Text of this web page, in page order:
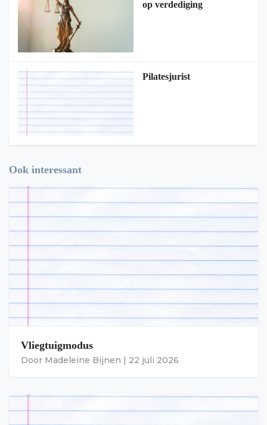
op verdediging
Pilatesjurist
Ook interessant
Vliegtuigmodus
Door Madeleine Bijnen | 22 juli 2026